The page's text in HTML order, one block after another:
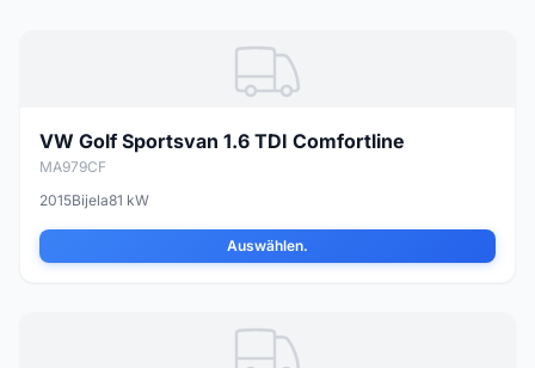
VW Golf Sportsvan 1.6 TDI Comfortline
MA979CF
2015Bijela81 kW
Auswählen.